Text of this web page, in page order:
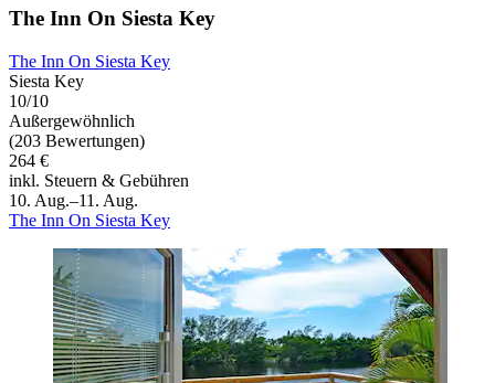
The Inn On Siesta Key
The Inn On Siesta Key
Siesta Key
10/10
Außergewöhnlich
(203 Bewertungen)
264 €
inkl. Steuern & Gebühren
10. Aug.–11. Aug.
The Inn On Siesta Key